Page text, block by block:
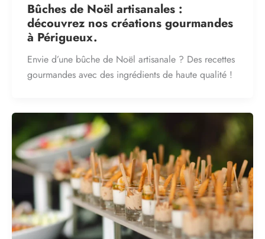
Bûches de Noël artisanales :
découvrez nos créations gourmandes
à Périgueux.
Envie d’une bûche de Noël artisanale ? Des recettes
gourmandes avec des ingrédients de haute qualité !